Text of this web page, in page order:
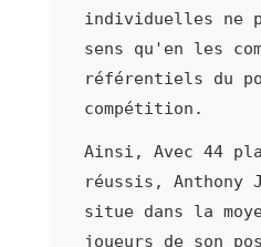
individuelles ne
sens qu'en les
référentiels du
compétition.
Ainsi, Avec 44
réussis, Anthony
situe dans la
joueurs de son